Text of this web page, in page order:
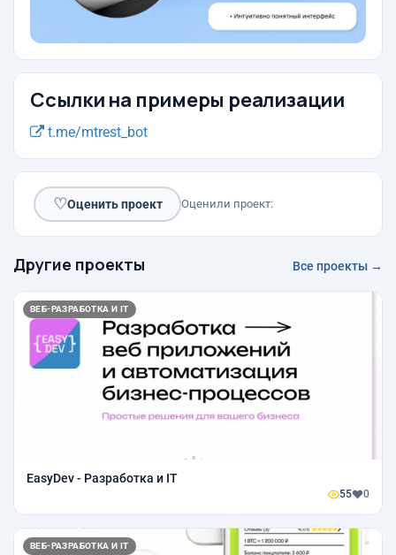
Ссылки на примеры реализации
t.me/mtrest_bot
♡Оценить проект Оценили проект:
Другие проекты Все проекты →
ВЕБ-РАЗРАБОТКА И IT
EasyDev - Разработка и IT
55 0
ВЕБ-РАЗРАБОТКА И IT